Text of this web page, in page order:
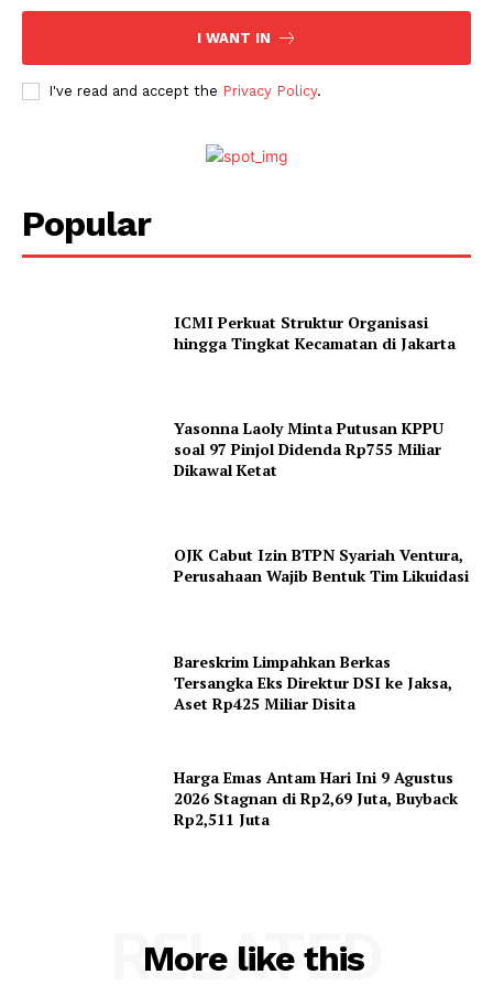
I WANT IN
I've read and accept the Privacy Policy.
Popular
ICMI Perkuat Struktur Organisasi
hingga Tingkat Kecamatan di Jakarta
Yasonna Laoly Minta Putusan KPPU
soal 97 Pinjol Didenda Rp755 Miliar
Dikawal Ketat
OJK Cabut Izin BTPN Syariah Ventura,
Perusahaan Wajib Bentuk Tim Likuidasi
Bareskrim Limpahkan Berkas
Tersangka Eks Direktur DSI ke Jaksa,
Aset Rp425 Miliar Disita
Harga Emas Antam Hari Ini 9 Agustus
2026 Stagnan di Rp2,69 Juta, Buyback
Rp2,511 Juta
More like this
RELATED